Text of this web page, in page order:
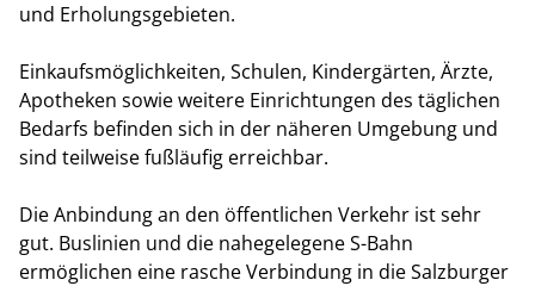
und Erholungsgebieten.
Einkaufsmöglichkeiten, Schulen, Kindergärten, Ärzte,
Apotheken sowie weitere Einrichtungen des täglichen
Bedarfs befinden sich in der näheren Umgebung und
sind teilweise fußläufig erreichbar.
Die Anbindung an den öffentlichen Verkehr ist sehr
gut. Buslinien und die nahegelegene S-Bahn
ermöglichen eine rasche Verbindung in die Salzburger